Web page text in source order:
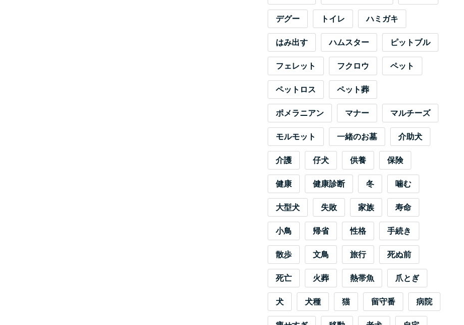
デグー トイレ ハミガキ
はみ出す ハムスター ピットブル
フェレット フクロウ ペット
ペットロス ペット葬
ポメラニアン マナー マルチーズ
モルモット 一緒のお墓 介助犬
介護 仔犬 供養 保険
健康 健康診断 冬 噛む
大型犬 失敗 家族 寿命
小鳥 帰省 性格 手続き
散歩 文鳥 旅行 死ぬ前
死亡 火葬 熱帯魚 爪とぎ
犬 犬種 猫 留守番 病院